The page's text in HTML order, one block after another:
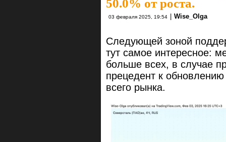
50.0% от роста.
03 февраля 2025, 19:54 Wise_Olga
Следующей зоной
тут самое интересное:
больше всех, в случае
прецедент к
всего рынка.